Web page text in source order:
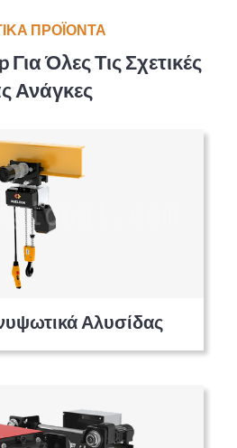
ΠΡΟΪΟΝΤΑ
Όλες Τις Σχετικές
Ανάγκες
Αλυσίδας